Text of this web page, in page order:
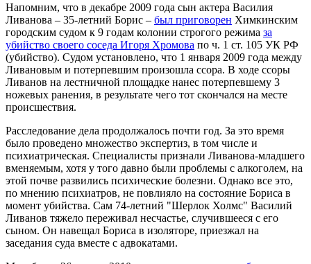
Напомним, что в декабре 2009 года сын актера Василия
Ливанова – 35-летний Борис – был приговорен Химкинским
городским судом к 9 годам колонии строгого режима за
убийство своего соседа Игоря Хромова по ч. 1 ст. 105 УК РФ
(убийство). Судом установлено, что 1 января 2009 года между
Ливановым и потерпевшим произошла ссора. В ходе ссоры
Ливанов на лестничной площадке нанес потерпевшему 3
ножевых ранения, в результате чего тот скончался на месте
происшествия.
Расследование дела продолжалось почти год. За это время
было проведено множество экспертиз, в том числе и
психиатрическая. Специалисты признали Ливанова-младшего
вменяемым, хотя у того давно были проблемы с алкоголем, на
этой почве развились психические болезни. Однако все это,
по мнению психиатров, не повлияло на состояние Бориса в
момент убийства. Сам 74-летний "Шерлок Холмс" Василий
Ливанов тяжело переживал несчастье, случившееся с его
сыном. Он навещал Бориса в изоляторе, приезжал на
заседания суда вместе с адвокатами.